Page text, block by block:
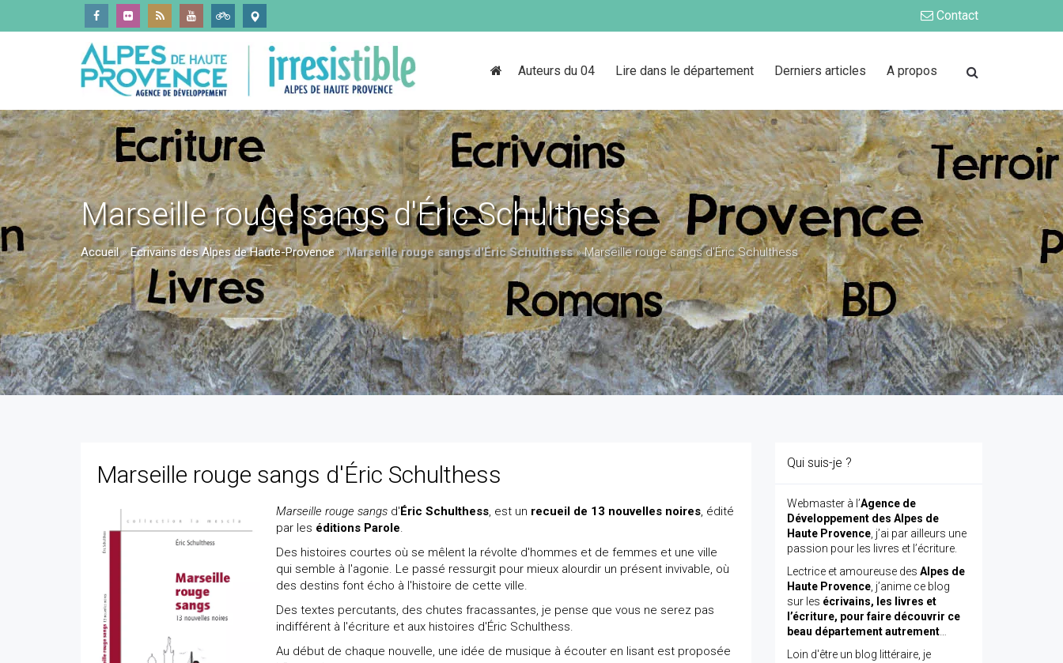
Contact
Auteurs du 04 Lire dans le département Derniers articles A propos
Marseille rouge sangs d'Éric Schulthess
Accueil»Ecrivains des Alpes de Haute-Provence»Marseille rouge sangs d'Éric Schulthess»Marseille rouge sangs d'Éric Schulthess
Marseille rouge sangs d'Éric Schulthess
Marseille rouge sangs d'Éric Schulthess, est un recueil de 13 nouvelles noires, édité
par les éditions Parole.
Des histoires courtes où se mêlent la révolte d'hommes et de femmes et une ville
qui semble à l'agonie. Le passé ressurgit pour mieux alourdir un présent invivable, où
des destins font écho à l'histoire de cette ville.
Des textes percutants, des chutes fracassantes, je pense que vous ne serez pas
indifférent à l'écriture et aux histoires d'Éric Schulthess.
Au début de chaque nouvelle, une idée de musique à écouter en lisant est proposée
Qui suis-je ?
Webmaster à l’Agence de
Développement des Alpes de
Haute Provence, j’ai par ailleurs une
passion pour les livres et l’écriture.
Lectrice et amoureuse des Alpes de
Haute Provence, j’anime ce blog
sur les écrivains, les livres et
l’écriture, pour faire découvrir ce
beau département autrement…
Loin d'être un blog littéraire, je